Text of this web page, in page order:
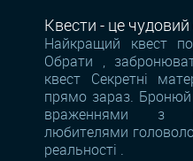
Квести - це чудовий
Найкращий квест
Обрати ,
квест Секретні
прямо зараз. Бронюй
враженнями з
любителями
реальності .